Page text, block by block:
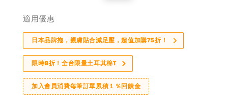
適用優惠
日本品牌拖，親膚貼合減足壓，超值加購75折！
限時8折！全台限量土耳其棉T
加入會員消費每筆訂單累積１％回饋金